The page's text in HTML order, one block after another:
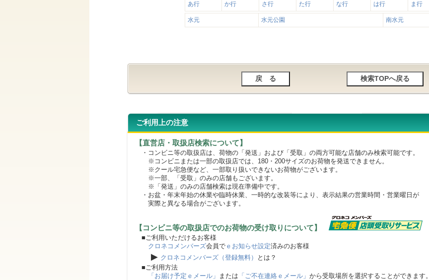
あ行 か行 さ行 た行 な行 は行 ま行
水元 水元公園 南水元
ご利用上の注意
【直営店・取扱店検索について】
・コンビニ等の取扱店は、荷物の「発送」および「受取」の両方可能な店舗のみ検索可能です。
※コンビニまたは一部の取扱店では、180・200サイズのお荷物を発送できません。
※クール宅急便など、一部取り扱いできないお荷物がございます。
※一部、「受取」のみの店舗もございます。
※「発送」のみの店舗検索は現在準備中です。
・お盆・年末年始の休業や臨時休業、一時的な改装等により、表示結果の営業時間・営業曜日が
実際と異なる場合がございます。
【コンビニ等の取扱店でのお荷物の受け取りについて】
■ご利用いただけるお客様
クロネコメンバーズ会員で ｅお知らせ設定済みのお客様
▶ クロネコメンバーズ（登録無料）
とは？
■ご利用方法
「お届け予定ｅメール」 または 「ご不在連絡ｅメール」 から受取場所を選択することができます。